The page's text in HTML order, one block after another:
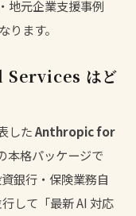
地元企業支援事例
ます。
はど
したAnthropic for
本格パッケージで
銀行・保険業務自
して「最新 AI 対応